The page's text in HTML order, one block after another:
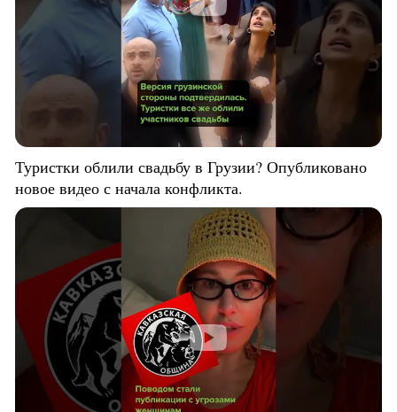
Туристки облили свадьбу в Грузии? Опубликовано
новое видео с начала конфликта.